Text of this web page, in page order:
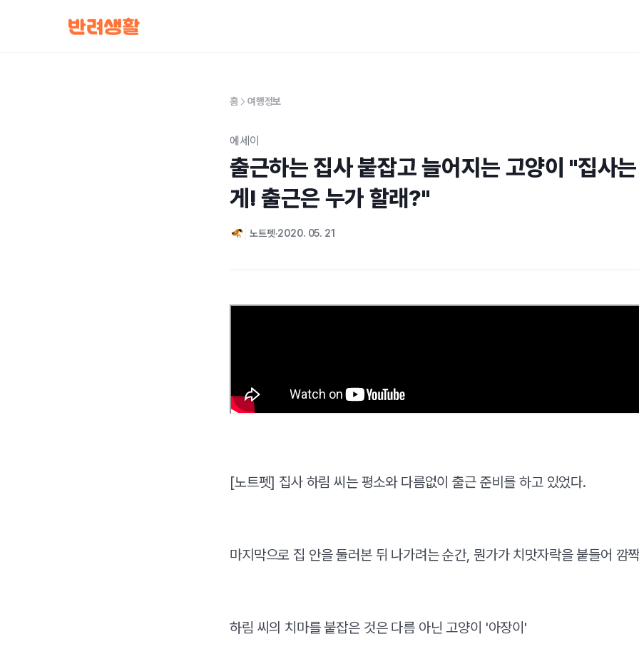
홈 여행정보
에세이
출근하는 집사 붙잡고 늘어지는 고양이 "집사
게! 출근은 누가 할래?"
노트펫 2020. 05. 21
[노트펫] 집사 하림 씨는 평소와 다름없이 출근 준비를 하고 있었다.
마지막으로 집 안을 둘러본 뒤 나가려는 순간, 뭔가가 치맛자락을 붙들어 깜
하림 씨의 치마를 붙잡은 것은 다름 아닌 고양이 '아장이'